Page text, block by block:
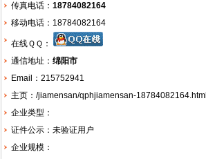
传真电话： 18784082164
移动电话：18784082164
在线ＱＱ：
通信地址： 绵阳市
Email：215752941
主页： /jiamensan/qphjiamensan-18784082164.html
企业类型：
证件公示：未验证用户
企业规模：